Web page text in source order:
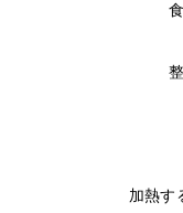
加熱す